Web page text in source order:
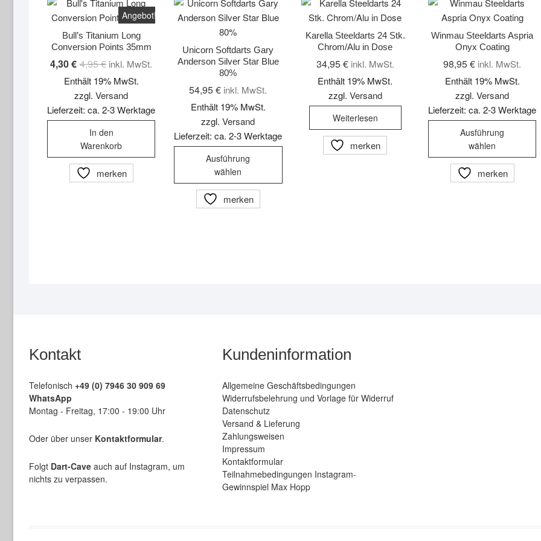
Angebot!
Bull’s Titanium Long
Conversion Points 35mm
4,95€ Ursprünglicher
war:
4,95 €
4,30€ Aktueller
ist:
4,30 €.
inkl. MwSt.
Enthält 19% MwSt.
zzgl.Versand
Lieferzeit: ca. 2-3 Werktage
In den
Warenkorb
merken
Unicorn Softdarts Gary
Anderson Silver Star Blue
80%
54,95€ inkl. MwSt.
Enthält 19% MwSt.
zzgl.Versand
Lieferzeit: ca. 2-3 Werktage
Ausführung
wählen
Dieses
merken
Karella Steeldarts 24 Stk.
Chrom/Alu in Dose
34,95€ inkl. MwSt.
Enthält 19% MwSt.
zzgl. Versand
Weiterlesen
merken
Winmau Steeldarts Aspria
Onyx Coating
98,95€ inkl. MwSt.
Enthält 19% MwSt.
zzgl.Versand
Lieferzeit: ca. 2-3 Werktage
Ausführung
wählen
merken
Kontakt
Telefonisch +49 (0) 7946 30 909 69
WhatsApp
Montag - Freitag, 17:00 - 19:00 Uhr
Oder über unser Kontaktformular.
Folgt Dart-Cave auch auf Instagram, um
nichts zu verpassen.
Kundeninformation
Allgemeine Geschäftsbedingungen
Widerrufsbelehrung und Vorlage für Widerruf
Datenschutz
Versand & Lieferung
Zahlungsweisen
Impressum
Kontaktformular
Teilnahmebedingungen Instagram-
Gewinnspiel Max Hopp